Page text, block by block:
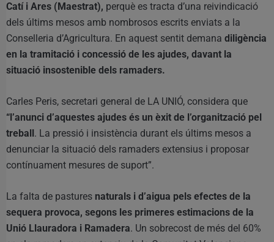
Catí i Ares (Maestrat), perquè es tracta d’una reivindicació
dels últims mesos amb nombrosos escrits enviats a la
Conselleria d’Agricultura. En aquest sentit demana diligència
en la tramitació i concessió de les ajudes, davant la
situació insostenible dels ramaders.
Carles Peris, secretari general de LA UNIÓ, considera que
“l’anunci d’aquestes ajudes és un èxit de l’organització pel
treball . La pressió i insistència durant els últims mesos a
denunciar la situació dels ramaders extensius i proposar
contínuament mesures de suport”.
La falta de pastures naturals i d’aigua pels efectes de la
sequera provoca, segons les primeres estimacions de la
Unió Llauradora i Ramadera. Un sobrecost de més del 60%